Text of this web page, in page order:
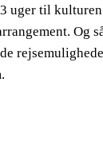
uger til
Og